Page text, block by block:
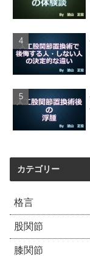
カテゴリー
格言
股関節
膝関節